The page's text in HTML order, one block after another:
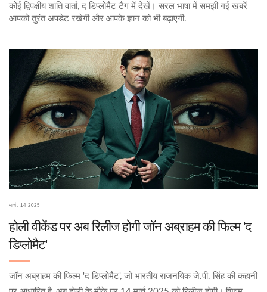
कोई द्विपक्षीय शांति वार्ता, द डिप्लोमैट टैग में देखें। सरल भाषा में समझी गई खबरें
आपको तुरंत अपडेट रखेगी और आपके ज्ञान को भी बढ़ाएगी.
मार्च, 14 2025
होली वीकेंड पर अब रिलीज होगी जॉन अब्राहम की फिल्म 'द
डिप्लोमैट'
जॉन अब्राहम की फिल्म 'द डिप्लोमैट', जो भारतीय राजनयिक जे.पी. सिंह की कहानी